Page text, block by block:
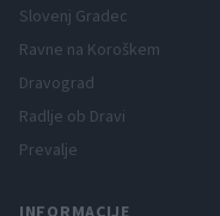
Slovenj Gradec
Ravne na Koroškem
Dravograd
Radlje ob Dravi
Prevalje